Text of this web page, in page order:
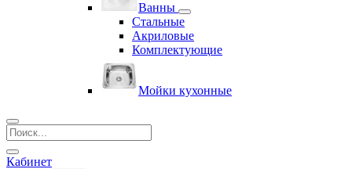
Ванны
Стальные
Акриловые
Комплектующие
Мойки кухонные
Кабинет